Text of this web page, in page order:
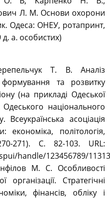
Л. М. Основи охорони
Одеса: ОНЕУ, ротапринт,
а. особистих)
Т. В. Аналіз
та розвитку
(на прикладі Одеської
національного
Всеукраїнська асоціація
економіка, політологія,
271). С. 82-103. URL:
handle/123456789/11313
М. С. Особливості
Стратегічні
фінансів, обліку і